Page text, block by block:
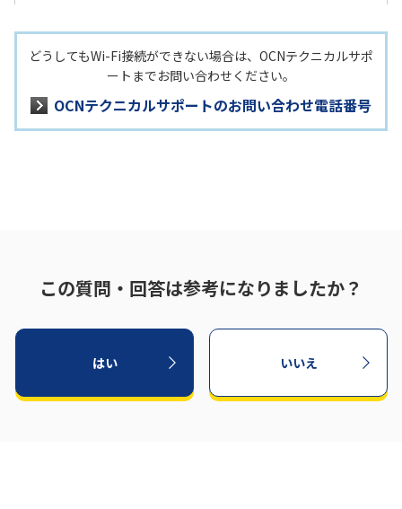
どうしてもWi-Fi接続ができない場合は、OCNテクニカルサポ
ートまでお問い合わせください。
OCNテクニカルサポートのお問い合わせ電話番号
この質問・回答は参考になりましたか？
はい いいえ